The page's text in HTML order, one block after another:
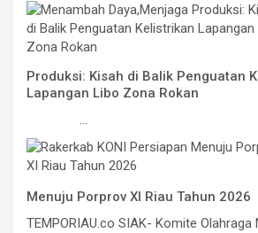
Produksi: Kisah di Balik Penguatan
Lapangan Libo Zona Rokan
...
Menuju Porprov XI Riau Tahun 2026
TEMPORIAU.co SIAK- Komite